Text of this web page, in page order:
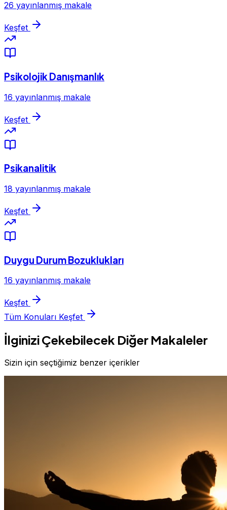
26 yayınlanmış makale
Keşfet
Psikolojik Danışmanlık
16 yayınlanmış makale
Keşfet
Psikanalitik
18 yayınlanmış makale
Keşfet
Duygu Durum Bozuklukları
16 yayınlanmış makale
Keşfet
Tüm Konuları Keşfet
İlginizi Çekebilecek Diğer Makaleler
Sizin için seçtiğimiz benzer içerikler